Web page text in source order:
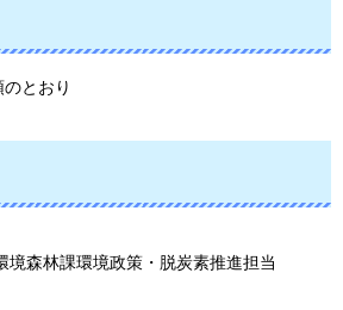
とおり
境森林課環境政策・脱炭素推進担当